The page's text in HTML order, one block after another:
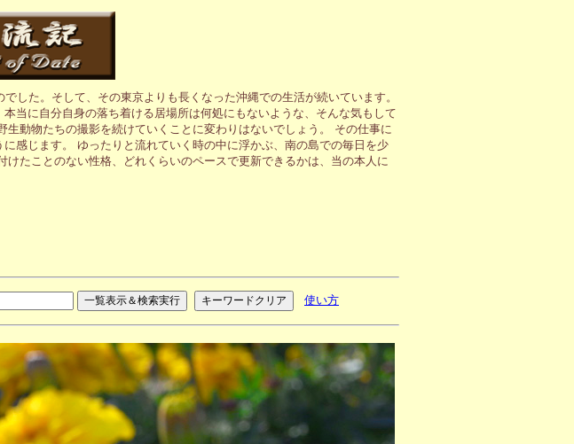
した。そして、その東京よりも長くなった沖縄での生活が続いています。
当に自分自身の落ち着ける居場所は何処にもないような、そんな気もして
動物たちの撮影を続けていくことに変わりはないでしょう。 その仕事に
感じます。 ゆったりと流れていく時の中に浮かぶ、南の島での毎日を少
たことのない性格、どれくらいのペースで更新できるかは、当の本人に
使い方